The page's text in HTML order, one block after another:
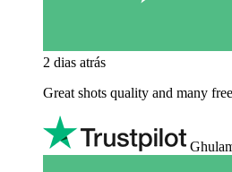
2 dias atrás
Great shots quality and many